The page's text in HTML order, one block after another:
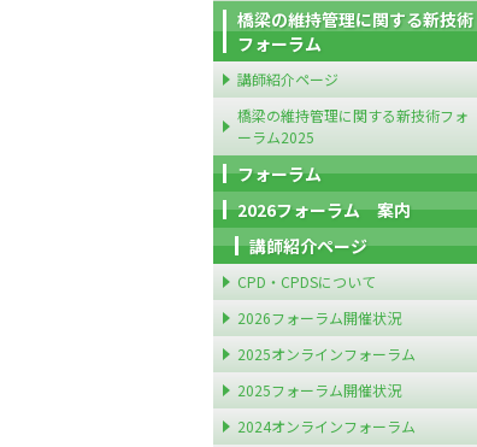
橋梁の維持管理に関する新技術
フォーラム
講師紹介ページ
橋梁の維持管理に関する新技術フォ
ーラム2025
フォーラム
2026フォーラム 案内
講師紹介ページ
CPD・CPDSについて
2026フォーラム開催状況
2025オンラインフォーラム
2025フォーラム開催状況
2024オンラインフォーラム